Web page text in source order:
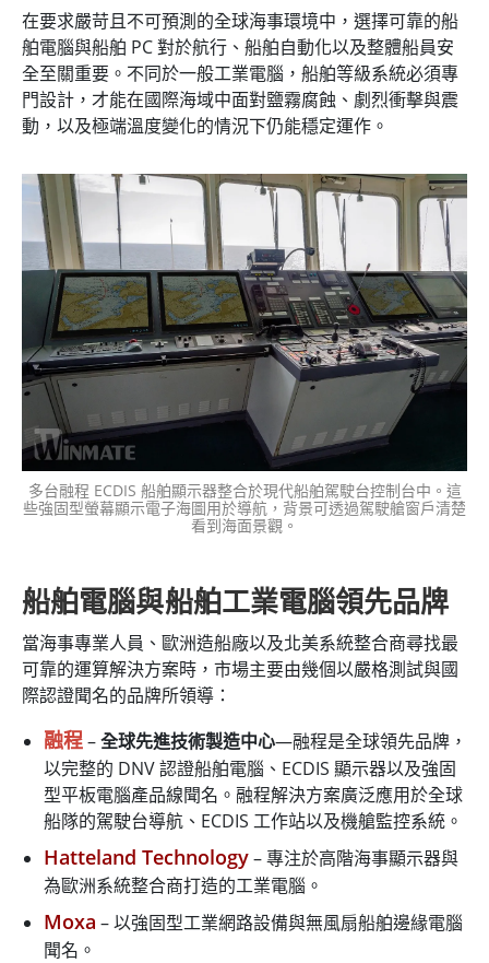
在要求嚴苛且不可預測的全球海事環境中，選擇可靠的船
舶電腦與船舶 PC 對於航行、船舶自動化以及整體船員安
全至關重要。不同於一般工業電腦，船舶等級系統必須專
門設計，才能在國際海域中面對鹽霧腐蝕、劇烈衝擊與震
動，以及極端溫度變化的情況下仍能穩定運作。
多台融程 ECDIS 船舶顯示器整合於現代船舶駕駛台控制台中。這
些強固型螢幕顯示電子海圖用於導航，背景可透過駕駛艙窗戶清楚
看到海面景觀。
船舶電腦與船舶工業電腦領先品牌
當海事專業人員、歐洲造船廠以及北美系統整合商尋找最
可靠的運算解決方案時，市場主要由幾個以嚴格測試與國
際認證聞名的品牌所領導：
融程–全球先進技術製造中心—融程是全球領先品牌，
以完整的 DNV 認證船舶電腦、ECDIS 顯示器以及強固
型平板電腦產品線聞名。融程解決方案廣泛應用於全球
船隊的駕駛台導航、ECDIS 工作站以及機艙監控系統。
Hatteland Technology– 專注於高階海事顯示器與
為歐洲系統整合商打造的工業電腦。
Moxa – 以強固型工業網路設備與無風扇船舶邊緣電腦
聞名。